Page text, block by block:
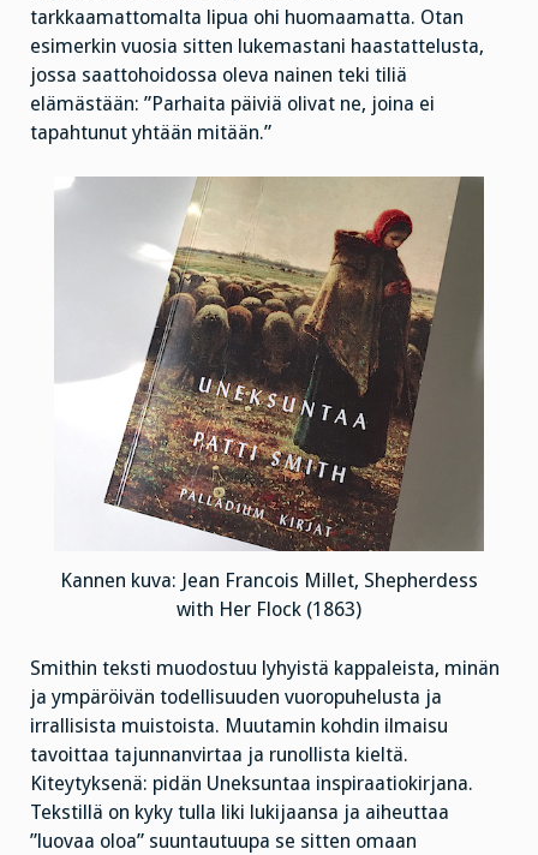
tarkkaamattomalta lipua ohi huomaamatta. Otan
esimerkin vuosia sitten lukemastani haastattelusta,
jossa saattohoidossa oleva nainen teki tiliä
elämästään: ”Parhaita päiviä olivat ne, joina ei
tapahtunut yhtään mitään.”
Kannen kuva: Jean Francois Millet, Shepherdess
with Her Flock (1863)
Smithin teksti muodostuu lyhyistä kappaleista, minän
ja ympäröivän todellisuuden vuoropuhelusta ja
irrallisista muistoista. Muutamin kohdin ilmaisu
tavoittaa tajunnanvirtaa ja runollista kieltä.
Kiteytyksenä: pidän Uneksuntaa inspiraatiokirjana.
Tekstillä on kyky tulla liki lukijaansa ja aiheuttaa
”luovaa oloa” suuntautuupa se sitten omaan